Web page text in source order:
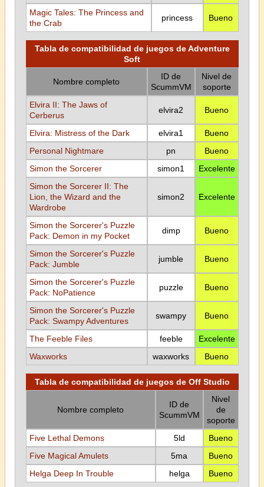
Magic Tales: The Princess and
the Crab
princess Bueno
Tabla de compatibilidad de juegos de Adventure
Soft
Nombre completo
ID de
ScummVM
Nivel de
soporte
Elvira II: The Jaws of
Cerberus
elvira2 Bueno
Elvira: Mistress of the Dark elvira1
Bueno
Personal Nightmare
pn
Bueno
Simon the Sorcerer
simon1
Excelente
Simon the Sorcerer II: The
Lion, the Wizard and the
Wardrobe
simon2 Excelente
Simon the Sorcerer's Puzzle
Pack: Demon in my Pocket
dimp Bueno
Simon the Sorcerer's Puzzle
Pack: Jumble
jumble Bueno
Simon the Sorcerer's Puzzle
Pack: NoPatience
puzzle Bueno
Simon the Sorcerer's Puzzle
Pack: Swampy Adventures
swampy Bueno
The Feeble Files feeble
Excelente
Waxworks
waxworks Bueno
Tabla de compatibilidad de juegos de Off Studio
Nombre completo
ID de
ScummVM
Nivel
de
soporte
Five Lethal Demons
5ld
Bueno
Five Magical Amulets
5ma
Bueno
Helga Deep In Trouble
helga Bueno